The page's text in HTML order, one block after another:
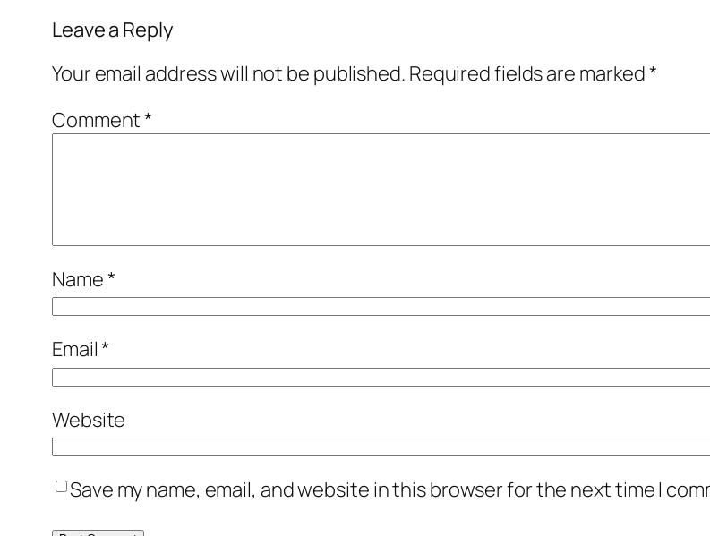
Leave a Reply
Your email address will not be published. Required fields are marked*
Comment*
Name*
Email*
Website
Save my name, email, and website in this browser for the next time I